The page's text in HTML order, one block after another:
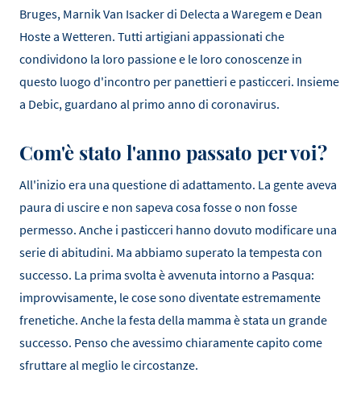
Bruges, Marnik Van Isacker di Delecta a Waregem e Dean
Hoste a Wetteren. Tutti artigiani appassionati che
condividono la loro passione e le loro conoscenze in
questo luogo d'incontro per panettieri e pasticceri. Insieme
a Debic, guardano al primo anno di coronavirus.
Com'è stato l'anno passato per voi?
All'inizio era una questione di adattamento. La gente aveva
paura di uscire e non sapeva cosa fosse o non fosse
permesso. Anche i pasticceri hanno dovuto modificare una
serie di abitudini. Ma abbiamo superato la tempesta con
successo. La prima svolta è avvenuta intorno a Pasqua:
improvvisamente, le cose sono diventate estremamente
frenetiche. Anche la festa della mamma è stata un grande
successo. Penso che avessimo chiaramente capito come
sfruttare al meglio le circostanze.